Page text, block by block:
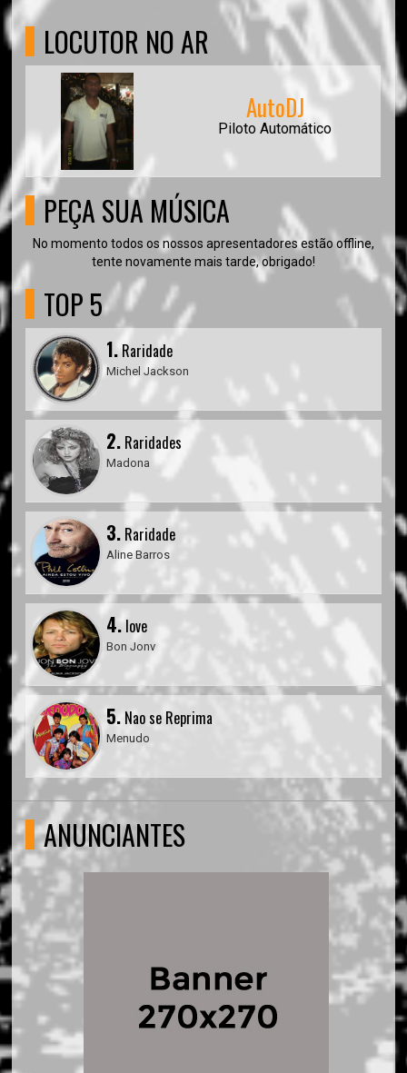
LOCUTOR NO AR
AutoDJ
Piloto Automático
PEÇA SUA MÚSICA
No momento todos os nossos apresentadores estão offline,
tente novamente mais tarde, obrigado!
TOP 5
1.Raridade
Michel Jackson
2. Raridades
Madona
3. Raridade
Aline Barros
4.love
Bon Jonv
5. Nao se Reprima
Menudo
ANUNCIANTES